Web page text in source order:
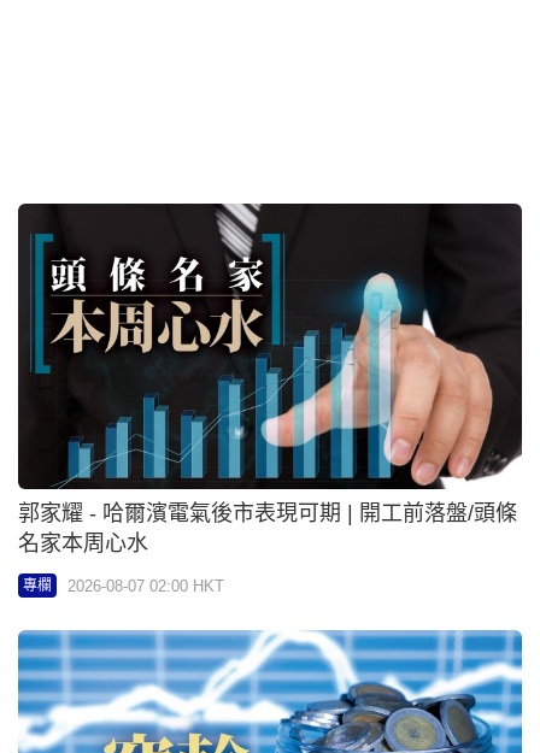
名家本周心水
專欄 2026-08-07 02:00 HKT
朱紅 - 中際旭創曾破頂 吼「15795」 | 窩輪熱炒特區
專欄 2026-08-07 02:00 HKT